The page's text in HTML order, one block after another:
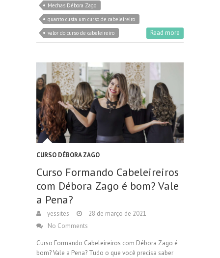
Mechas Débora Zago
quanto custa um curso de cabeleireiro
valor do curso de cabeleireiro
Read more
CURSO DÉBORA ZAGO
Curso Formando Cabeleireiros
com Débora Zago é bom? Vale
a Pena?
yessites
28 de março de 2021
No Comments
Curso Formando Cabeleireiros com Débora Zago é
bom? Vale a Pena? Tudo o que você precisa saber